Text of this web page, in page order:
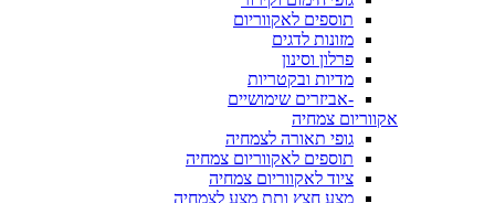
תוספים לאקווריום
מזונות לדגים
פרלון וסינון
מדיות ובקטריות
-אביזרים שימושיים
אקווריום צמחיה
גופי תאורה לצמחיה
תוספים לאקווריום צמחיה
ציוד לאקווריום צמחיה
מצע חצץ ותת מצע לצמחיה